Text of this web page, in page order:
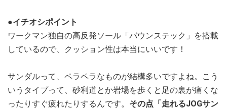
●イチオシポイント
ワークマン独自の高反発ソール「バウンステック」を搭載
しているので、クッション性は本当にいいです！
サンダルって、ペラペラなものが結構多いですよね。こう
いうタイプって、砂利道とか岩場を歩くと足の裏が痛くな
ったりすぐ疲れたりするんです。 その点「走れるJOGサン